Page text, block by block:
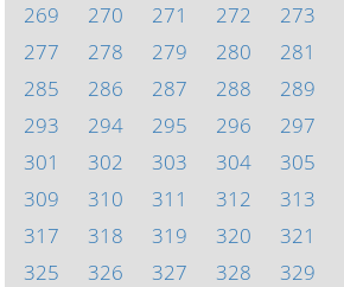
269
270 271 272 273
277
278 279 280 281
285
286 287 288 289
293
294 295 296 297
301
302 303 304 305
309
310 311 312 313
317
318 319 320 321
325
326 327 328 329